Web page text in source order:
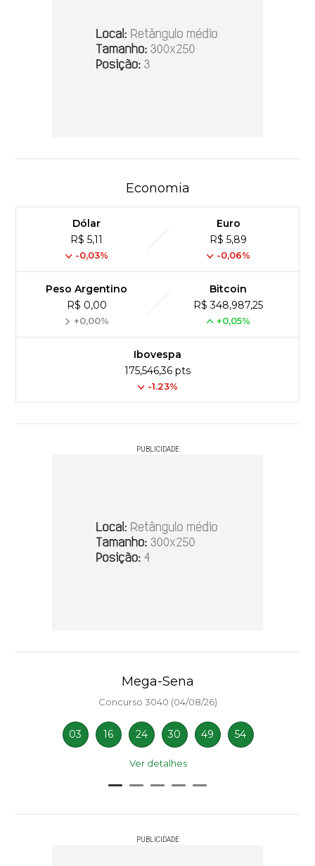
Economia
Dólar
R$ 5,11
-0,03%
Euro
R$ 5,89
-0,06%
Peso Argentino
R$ 0,00
+0,00%
Bitcoin
R$ 348,987,25
+0,05%
Ibovespa
175,546,36 pts
-1.23%
PUBLICIDADE
Mega-Sena
Concurso 3040 (04/08/26)
03 16 24 30 49 54
Ver detalhes
PUBLICIDADE